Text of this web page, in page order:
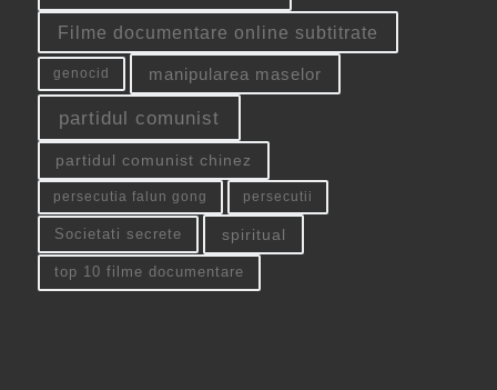
Filme documentare online subtitrate
genocid manipularea maselor
partidul comunist
partidul comunist chinez
persecutia falun gong persecutii
Societati secrete spiritual
top 10 filme documentare